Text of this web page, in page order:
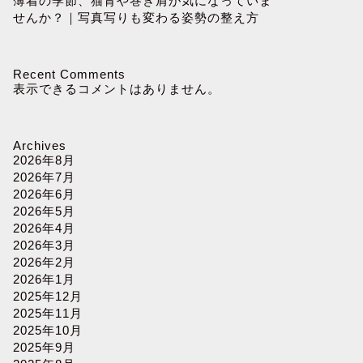
せんか？｜写真写りも変わる姿勢の整え方
Recent Comments
表示できるコメントはありません。
Archives
2026年8月
2026年7月
2026年6月
2026年5月
2026年4月
2026年3月
2026年2月
2026年1月
2025年12月
2025年11月
2025年10月
2025年9月